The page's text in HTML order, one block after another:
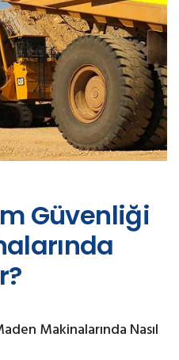
Güvenliği
Makinalarında Nasıl